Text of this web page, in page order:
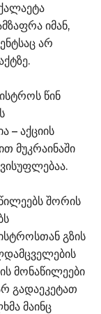
იმან,
არ
წინ
– აქციის
მუკრაინაში
შორის
გზის
მონაწილეები
გადაეკეტათ
მაინც